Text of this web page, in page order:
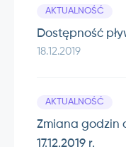
Dostępność
18.12.2019
AKTUALNOŚĆ
Zmiana godzin
17.12.2019 r.
AKTUALNOŚĆ